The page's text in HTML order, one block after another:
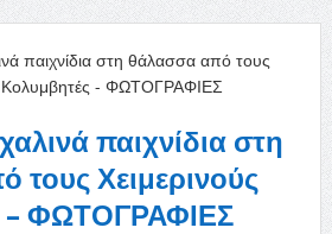
παιχνίδια στη
τους Χειμερινούς
– ΦΩΤΟΓΡΑΦΙΕΣ